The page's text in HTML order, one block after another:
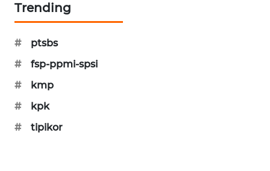
Trending
#
ptsbs
#
fsp-ppmi-spsi
#
kmp
#
kpk
#
tipikor
PORTAL
KONSUMEN
FORWAMKI
ALPERKLINAS